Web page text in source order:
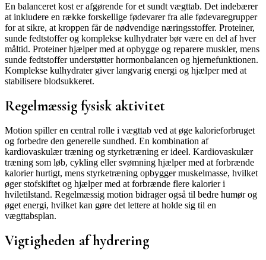
En balanceret kost er afgørende for et sundt vægttab. Det indebærer
at inkludere en række forskellige fødevarer fra alle fødevaregrupper
for at sikre, at kroppen får de nødvendige næringsstoffer. Proteiner,
sunde fedtstoffer og komplekse kulhydrater bør være en del af hver
måltid. Proteiner hjælper med at opbygge og reparere muskler, mens
sunde fedtstoffer understøtter hormonbalancen og hjernefunktionen.
Komplekse kulhydrater giver langvarig energi og hjælper med at
stabilisere blodsukkeret.
Regelmæssig fysisk aktivitet
Motion spiller en central rolle i vægttab ved at øge kalorieforbruget
og forbedre den generelle sundhed. En kombination af
kardiovaskulær træning og styrketræning er ideel. Kardiovaskulær
træning som løb, cykling eller svømning hjælper med at forbrænde
kalorier hurtigt, mens styrketræning opbygger muskelmasse, hvilket
øger stofskiftet og hjælper med at forbrænde flere kalorier i
hviletilstand. Regelmæssig motion bidrager også til bedre humør og
øget energi, hvilket kan gøre det lettere at holde sig til en
vægttabsplan.
Vigtigheden af hydrering